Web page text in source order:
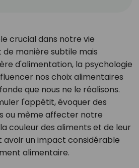
crucial dans notre vie
manière subtile mais
d'alimentation, la psychologie
nos choix alimentaires
que nous ne le réalisons.
l'appétit, évoquer des
ou même affecter notre
couleur des aliments et de leur
un impact considérable
alimentaire.